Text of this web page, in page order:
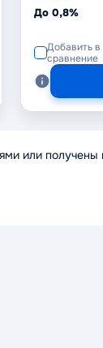
До 0,8%
Добавить в
сравнение
или